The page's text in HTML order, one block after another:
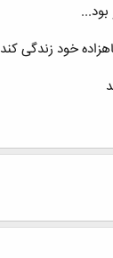
خود زندگی کند